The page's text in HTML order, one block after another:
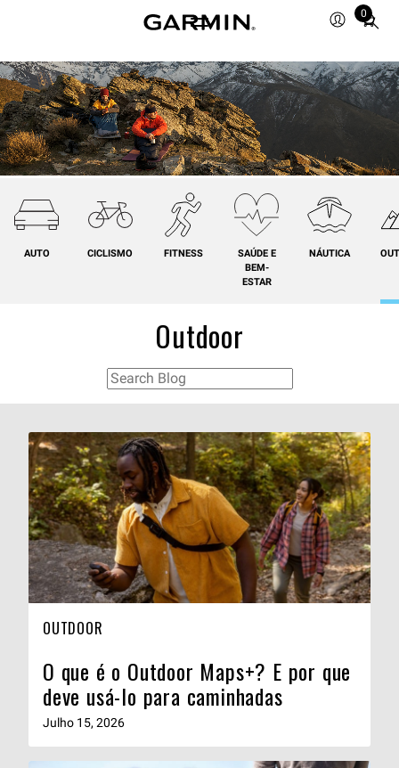
0
Total
in
cart:
0
AUTO CICLISMO FITNESS
SAÚDE E
BEM-
ESTAR
NÁUTICA
Outdoor
OUTDOOR
O que é o Outdoor Maps+? E por que
deve usá-lo para caminhadas
Julho 15, 2026